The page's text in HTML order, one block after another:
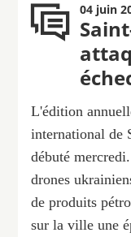
04 juin
L'édition
international de
débuté
drones
de produits
sur la ville une